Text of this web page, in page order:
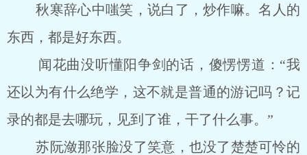
秋寒辞心中嗤笑，说白了，炒作嘛。名人的
东西，都是好东西。
闻花曲没听懂阳争剑的话，傻愣愣道：“我
还以为有什么绝学，这不就是普通的游记吗？记
录的都是去哪玩，见到了谁，干了什么事。”
苏阮潋那张脸没了笑意，也没了楚楚可怜的